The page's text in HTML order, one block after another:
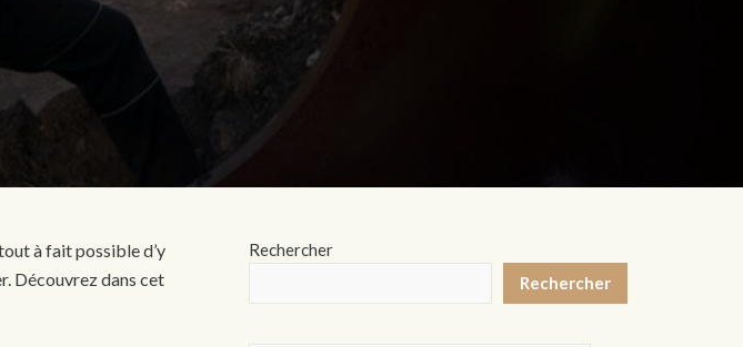
à fait possible d’y
Découvrez dans cet
Rechercher
Rechercher